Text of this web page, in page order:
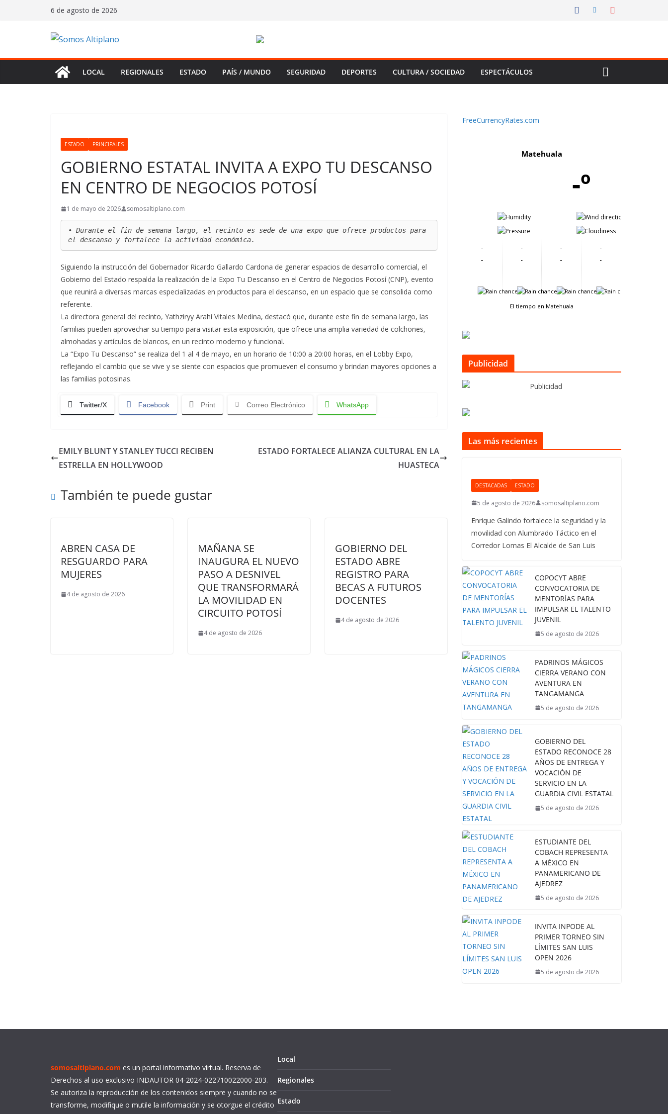
6 de agosto de 2026
LOCAL REGIONALES ESTADO PAÍS / MUNDO SEGURIDAD DEPORTES CULTURA / SOCIEDAD ESPECTÁCULOS
ESTADO PRINCIPALES
GOBIERNO ESTATAL INVITA A EXPO TU DESCANSO
EN CENTRO DE NEGOCIOS POTOSÍ
1 de mayo de 2026 somosaltiplano.com
• Durante el fin de semana largo, el recinto es sede de una expo que ofrece productos para
el descanso y fortalece la actividad económica.
Siguiendo la instrucción del Gobernador Ricardo Gallardo Cardona de generar espacios de desarrollo comercial, el
Gobierno del Estado respalda la realización de la Expo Tu Descanso en el Centro de Negocios Potosí (CNP), evento
que reunirá a diversas marcas especializadas en productos para el descanso, en un espacio que se consolida como
referente.
La directora general del recinto, Yathziryy Arahí Vitales Medina, destacó que, durante este fin de semana largo, las
familias pueden aprovechar su tiempo para visitar esta exposición, que ofrece una amplia variedad de colchones,
almohadas y artículos de blancos, en un recinto moderno y funcional.
La “Expo Tu Descanso” se realiza del 1 al 4 de mayo, en un horario de 10:00 a 20:00 horas, en el Lobby Expo,
reflejando el cambio que se vive y se siente con espacios que promueven el consumo y brindan mayores opciones a
las familias potosinas.
Twitter/X Facebook Print Correo Electrónico WhatsApp
EMILY BLUNT Y STANLEY TUCCI RECIBEN
ESTRELLA EN HOLLYWOOD
ESTADO FORTALECE ALIANZA CULTURAL EN LA
HUASTECA
También te puede gustar
ABREN CASA DE
RESGUARDO PARA
MUJERES
4 de agosto de 2026
MAÑANA SE
INAUGURA EL NUEVO
PASO A DESNIVEL
QUE TRANSFORMARÁ
LA MOVILIDAD EN
CIRCUITO POTOSÍ
4 de agosto de 2026
GOBIERNO DEL
ESTADO ABRE
REGISTRO PARA
BECAS A FUTUROS
DOCENTES
4 de agosto de 2026
FreeCurrencyRates.com
Matehuala
-º
-
-
-
-
-
-
-
-
-
-
-
-
-
-
-
-
El tiempo en Matehuala
Publicidad
Las más recientes
DESTACADAS ESTADO
5 de agosto de 2026 somosaltiplano.com
Enrique Galindo fortalece la seguridad y la
movilidad con Alumbrado Táctico en el
Corredor Lomas El Alcalde de San Luis
COPOCYT ABRE
CONVOCATORIA DE
MENTORÍAS PARA
IMPULSAR EL TALENTO
JUVENIL
5 de agosto de 2026
PADRINOS MÁGICOS
CIERRA VERANO CON
AVENTURA EN
TANGAMANGA
5 de agosto de 2026
GOBIERNO DEL
ESTADO RECONOCE 28
AÑOS DE ENTREGA Y
VOCACIÓN DE
SERVICIO EN LA
GUARDIA CIVIL ESTATAL
5 de agosto de 2026
ESTUDIANTE DEL
COBACH REPRESENTA
A MÉXICO EN
PANAMERICANO DE
AJEDREZ
5 de agosto de 2026
INVITA INPODE AL
PRIMER TORNEO SIN
LÍMITES SAN LUIS
OPEN 2026
5 de agosto de 2026
somosaltiplano.com es un portal informativo virtual. Reserva de
Derechos al uso exclusivo INDAUTOR 04-2024-022710022000-203.
Se autoriza la reproducción de los contenidos siempre y cuando no se
transforme, modifique o mutile la información y se otorgue el crédito
Local
Regionales
Estado